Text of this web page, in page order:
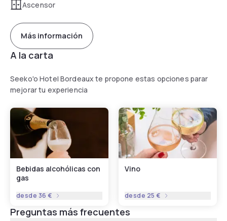
Ascensor
Más información
A la carta
Seeko'o Hotel Bordeaux te propone estas opciones parar
mejorar tu experiencia
Bebidas alcohólicas con
gas
desde 36 €
Vino
desde 25 €
Preguntas más frecuentes